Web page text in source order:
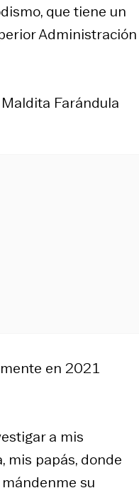
que tiene un
Administración
Farándula
en 2021
a mis
mis papás, donde
mándenme su